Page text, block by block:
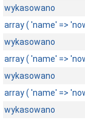
wykasowano
array ( 'name' =>
wykasowano
array ( 'name' =>
wykasowano
array ( 'name' =>
wykasowano